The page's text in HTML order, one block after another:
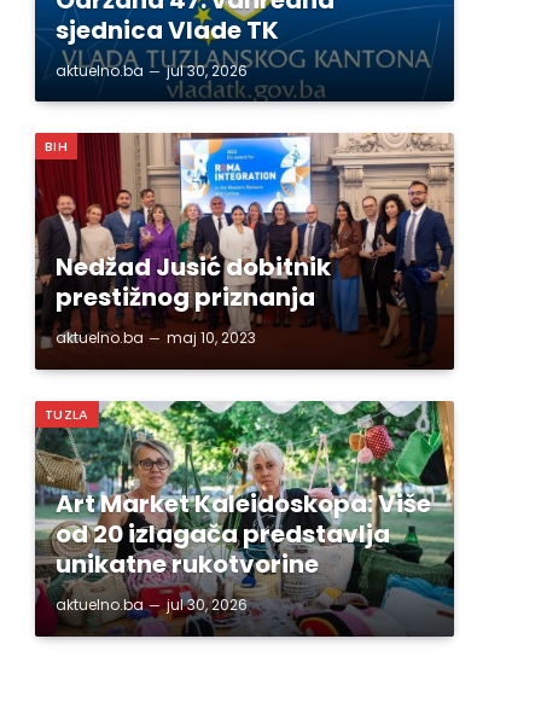
sjednica Vlade TK
aktuelno.ba jul 30, 2026
BIH
Nedžad Jusić dobitnik
prestižnog priznanja
aktuelno.ba maj 10, 2023
TUZLA
Art Market Kaleidoskopa: Više
od 20 izlagača predstavlja
unikatne rukotvorine
aktuelno.ba jul 30, 2026